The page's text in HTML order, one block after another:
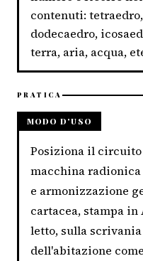
contenuti:
dodecaedro,
terra, aria, acqua,
PRATICA
MODO D'USO
Posiziona il
macchina
e armonizzazione
cartacea, stampa
letto, sulla
dell'abitazione